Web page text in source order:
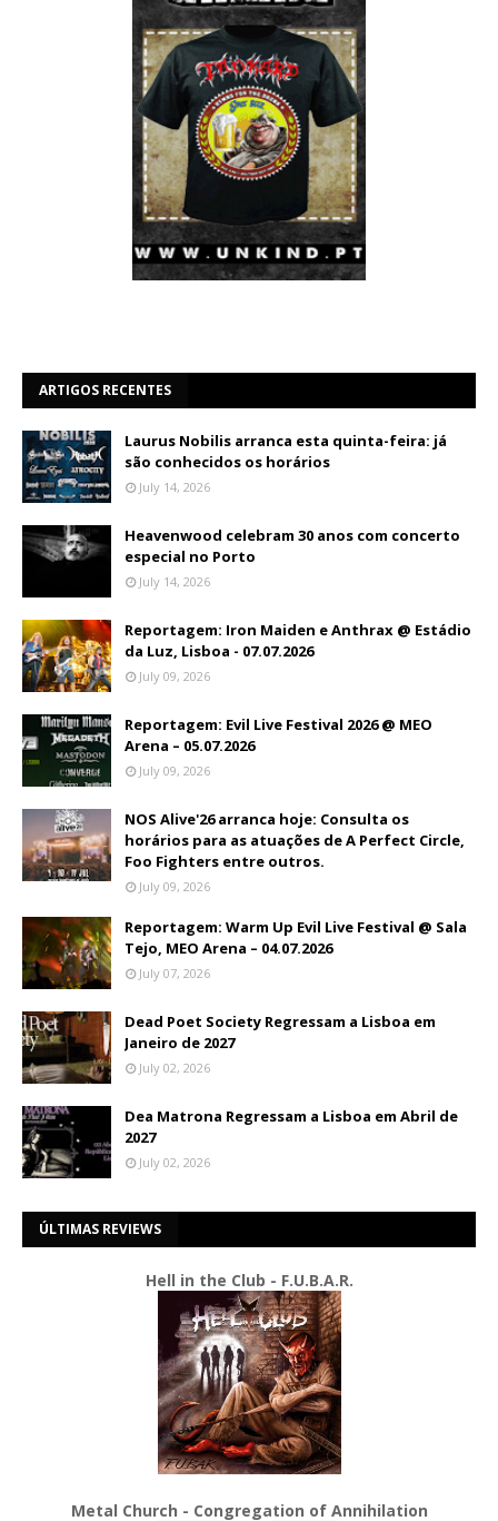
ARTIGOS RECENTES
Laurus Nobilis arranca esta quinta-feira: já
são conhecidos os horários
July 14, 2026
Heavenwood celebram 30 anos com concerto
especial no Porto
July 14, 2026
Reportagem: Iron Maiden e Anthrax @ Estádio
da Luz, Lisboa - 07.07.2026
July 09, 2026
Reportagem: Evil Live Festival 2026 @ MEO
Arena – 05.07.2026
July 09, 2026
NOS Alive'26 arranca hoje: Consulta os
horários para as atuações de A Perfect Circle,
Foo Fighters entre outros.
July 09, 2026
Reportagem: Warm Up Evil Live Festival @ Sala
Tejo, MEO Arena – 04.07.2026
July 07, 2026
Dead Poet Society Regressam a Lisboa em
Janeiro de 2027
July 02, 2026
Dea Matrona Regressam a Lisboa em Abril de
2027
July 02, 2026
ÚLTIMAS REVIEWS
Hell in the Club - F.U.B.A.R.
Metal Church - Congregation of Annihilation